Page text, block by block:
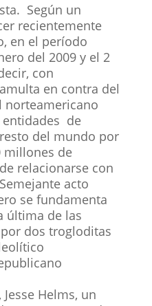
Según un
recientemente
en el período
del 2009 y el 2
con
en contra del
norteamericano
entidades de
del mundo por
millones de
relacionarse con
acto
se fundamenta
última de las
dos trogloditas
Helms, un